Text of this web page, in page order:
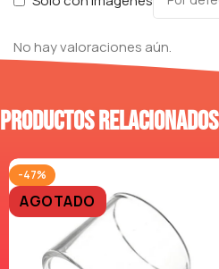
No hay valoraciones aún.
Productos relacionados
-47%
AGOTADO